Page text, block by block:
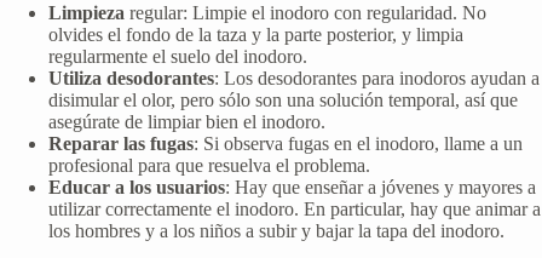
Limpieza regular: Limpie el inodoro con regularidad. No
olvides el fondo de la taza y la parte posterior, y limpia
regularmente el suelo del inodoro.
Utiliza desodorantes: Los desodorantes para inodoros ayudan a
disimular el olor, pero sólo son una solución temporal, así que
asegúrate de limpiar bien el inodoro.
Reparar las fugas: Si observa fugas en el inodoro, llame a un
profesional para que resuelva el problema.
Educar a los usuarios: Hay que enseñar a jóvenes y mayores a
utilizar correctamente el inodoro. En particular, hay que animar a
los hombres y a los niños a subir y bajar la tapa del inodoro.